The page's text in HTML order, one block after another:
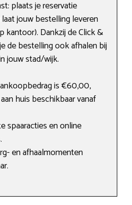
plaats je reservatie
jouw bestelling leveren
kantoor). Dankzij de Click &
de bestelling ook afhalen bij
jouw stad/wijk.
is €60,00,
huis beschikbaar vanaf
spaaracties en online
en afhaalmomenten